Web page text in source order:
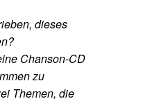
dieses
Chanson-CD
zu
Themen, die